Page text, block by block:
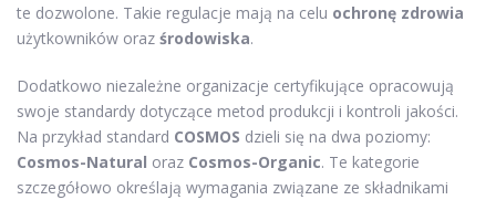
te dozwolone. Takie regulacje mają na celu ochronę zdrowia
użytkowników oraz środowiska.
Dodatkowo niezależne organizacje certyfikujące opracowują
swoje standardy dotyczące metod produkcji i kontroli jakości.
Na przykład standard COSMOS dzieli się na dwa poziomy:
Cosmos-Natural oraz Cosmos-Organic. Te kategorie
szczegółowo określają wymagania związane ze składnikami